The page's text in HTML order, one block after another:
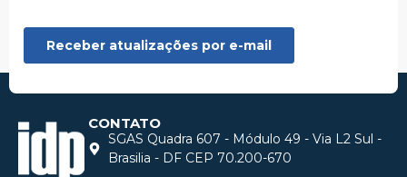
CONTATO
SGAS Quadra 607 - Módulo 49 - Via L2 Sul -
Brasilia - DF CEP 70.200-670